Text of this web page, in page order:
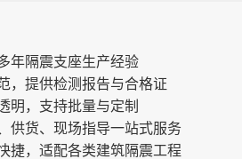
年隔震支座生产经验
，提供检测报告与合格证
明，支持批量与定制
供货、现场指导一站式服务
捷，适配各类建筑隔震工程